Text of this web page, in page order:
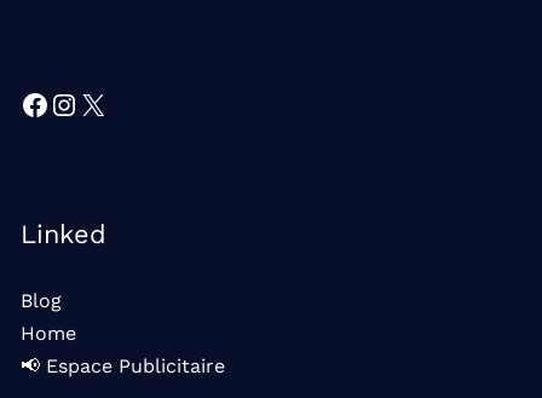
Facebook
Instagram
X
Linked
Blog
Home
📢 Espace Publicitaire